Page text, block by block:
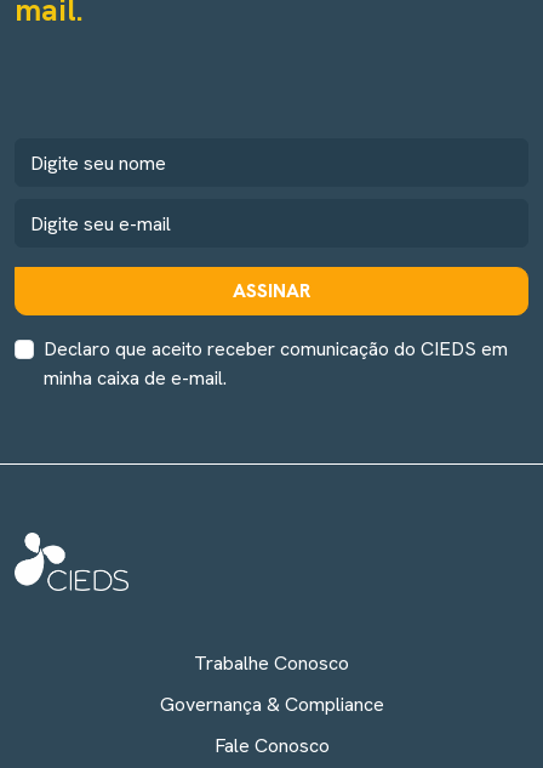
mail.
ASSINAR
Declaro que aceito receber comunicação do CIEDS em
minha caixa de e-mail.
Trabalhe Conosco
Governança & Compliance
Fale Conosco